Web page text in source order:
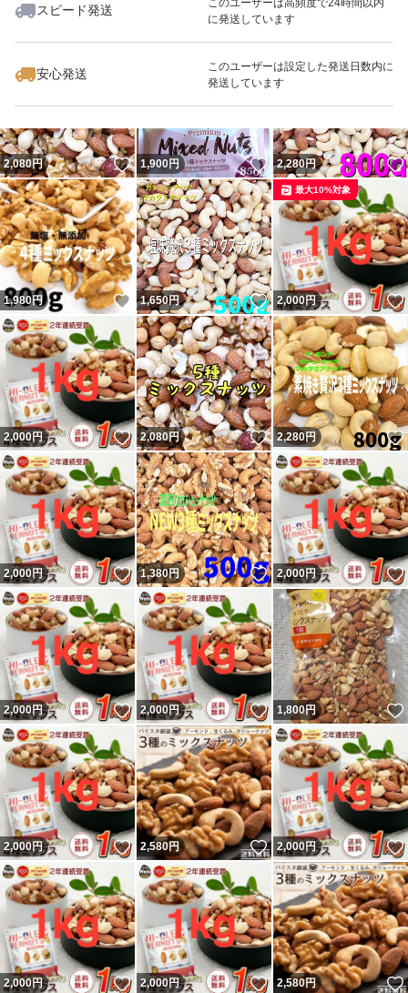
#スマホアクセサリーatsuka
その他お気に入り食品を出品中です。
スピード発送
このユーザーは高頻度で24時間以内
に発送しています
安心発送
このユーザーは設定した発送日数内に
発送しています
いいね！
2,000
2,080円 いいね！
1,900円 いいね！
2,280円
1,980円 いいね！
1,650円 いいね！
2,000円
最大10%対象
2,000円 いいね！
2,080円 いいね！
2,280円
2,000円 いいね！
1,380円 いいね！
2,000円
2,000円 いいね！
2,000円 いいね！
1,800円
2,000円 いいね！
2,580円 いいね！
2,000円
2,000円 いいね！
2,000円 いいね！
2,580円